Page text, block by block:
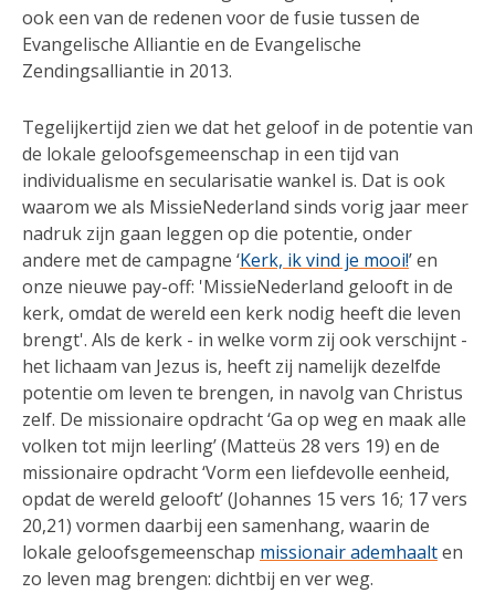
ook een van de redenen voor de fusie tussen de
Evangelische Alliantie en de Evangelische
Zendingsalliantie in 2013.
Tegelijkertijd zien we dat het geloof in de potentie van
de lokale geloofsgemeenschap in een tijd van
individualisme en secularisatie wankel is. Dat is ook
waarom we als MissieNederland sinds vorig jaar meer
nadruk zijn gaan leggen op die potentie, onder
andere met de campagne ‘Kerk, ik vind je mooi!’ en
onze nieuwe pay-off: 'MissieNederland gelooft in de
kerk, omdat de wereld een kerk nodig heeft die leven
brengt'. Als de kerk - in welke vorm zij ook verschijnt -
het lichaam van Jezus is, heeft zij namelijk dezelfde
potentie om leven te brengen, in navolg van Christus
zelf. De missionaire opdracht ‘Ga op weg en maak alle
volken tot mijn leerling’ (Matteüs 28 vers 19) en de
missionaire opdracht ‘Vorm een liefdevolle eenheid,
opdat de wereld gelooft’ (Johannes 15 vers 16; 17 vers
20,21) vormen daarbij een samenhang, waarin de
lokale geloofsgemeenschap missionair ademhaalten
zo leven mag brengen: dichtbij en ver weg.